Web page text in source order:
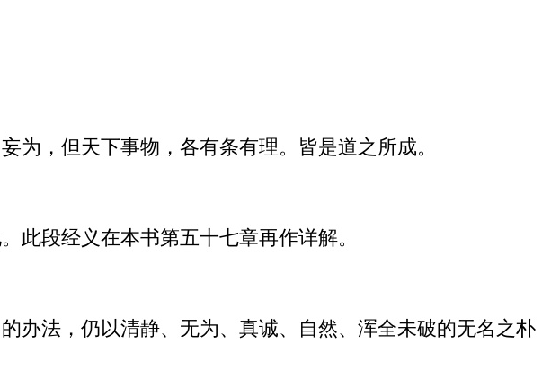
为，但天下事物，各有条有理。皆是道之所成。
此段经义在本书第五十七章再作详解。
办法，仍以清静、无为、真诚、自然、浑全未破的无名之朴